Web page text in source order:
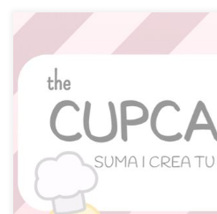
En este juego se trabajan las
que rebasan el orden de las
vez resuelta la suma el jugador/a